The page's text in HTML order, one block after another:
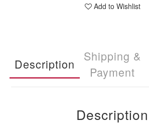
Add to Wishlist
Description
Shipping &
Payment
Description